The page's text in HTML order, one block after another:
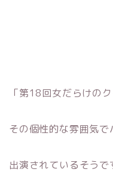
「第18回女だらけの
その個性的な雰囲気
出演されているそうで